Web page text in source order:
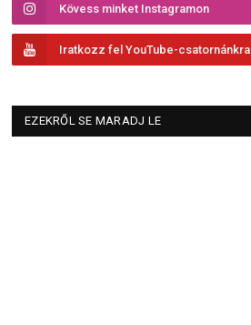
Kövess minket Instagramon
Iratkozz fel YouTube-csatornánkra
EZEKRŐL SE MARADJ LE